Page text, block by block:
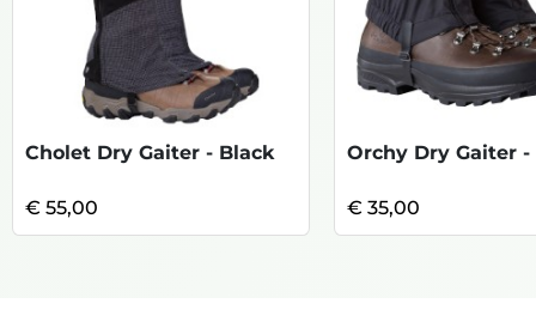
Cholet Dry Gaiter - Black
€ 55,00 € 35,00